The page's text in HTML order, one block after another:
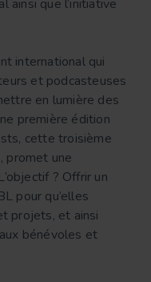
ainsi que l’initiative
international qui
et podcasteuses
en lumière des
première édition
cette troisième
promet une
? Offrir un
pour qu’elles
projets, et ainsi
bénévoles et